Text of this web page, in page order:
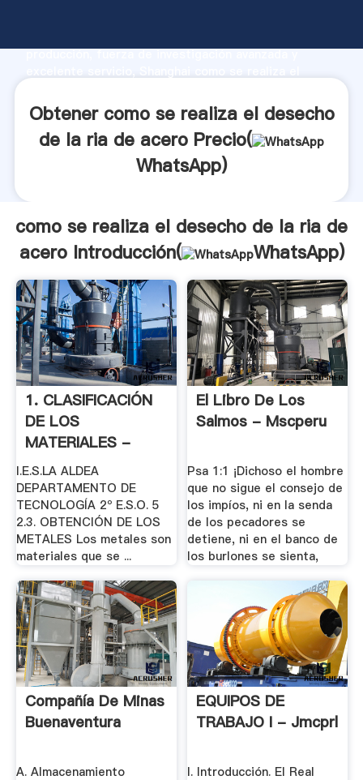
producción, fuerza de investigación avanzada y
aporta valores a todos los clientes.
Obtener como se realiza el desecho
de la ria de acero Precio(
WhatsApp)
como se realiza el desecho de la ria de
acero Introducción(
WhatsApp)
1. CLASIFICACIÓN
DE LOS
MATERIALES -
I.E.S. La Aldea
I.E.S.LA ALDEA
DEPARTAMENTO DE
TECNOLOGÍA 2º E.S.O. 5
2.3. OBTENCIÓN DE LOS
METALES Los metales son
materiales que se ...
El Libro De Los
Salmos - Mscperu
Psa 1:1 ¡Dichoso el hombre
que no sigue el consejo de
los impíos, ni en la senda
de los pecadores se
detiene, ni en el banco de
los burlones se sienta,
Compañía De Minas
Buenaventura
A. Almacenamiento
EQUIPOS DE
TRABAJO I - Jmcprl
I. Introducción. El Real